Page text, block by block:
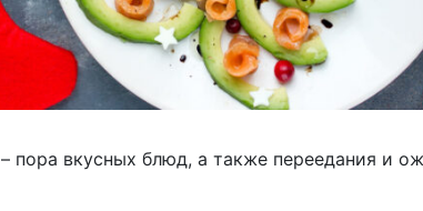
пора вкусных блюд, а также переедания и